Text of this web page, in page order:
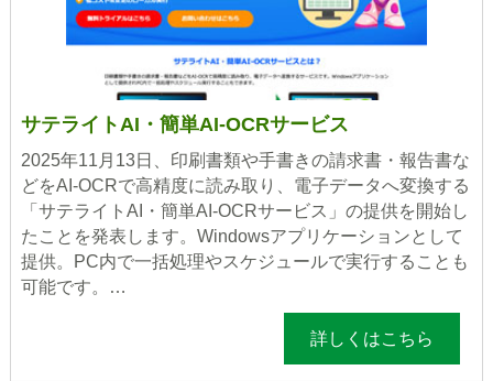
サテライトAI・簡単AI-OCRサービス
2025年11月13日、印刷書類や手書きの請求書・報告書な
どをAI-OCRで高精度に読み取り、電子データへ変換する
「サテライトAI・簡単AI-OCRサービス」の提供を開始し
たことを発表します。Windowsアプリケーションとして
提供。PC内で一括処理やスケジュールで実行することも
可能です。…
詳しくはこちら